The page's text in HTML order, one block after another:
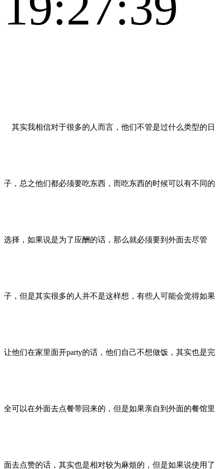
其实我相信对于很多的人而言，他们不管是过什么类型的日
子，总之他们都必须要吃东西，而吃东西的时候可以有不同的
选择，如果说是为了应酬的话，那么就必须要到外面去尽管
子，但是其实很多的人并不是这样想，有些人可能会觉得如果
让他们在家里面开party的话，他们自己不想做饭，其实也是完
全可以在外面去点餐带回来的，但是如果亲自到外面的餐馆里
面去点赞的话，其实也是相对较为麻烦的，但是如果说使用了